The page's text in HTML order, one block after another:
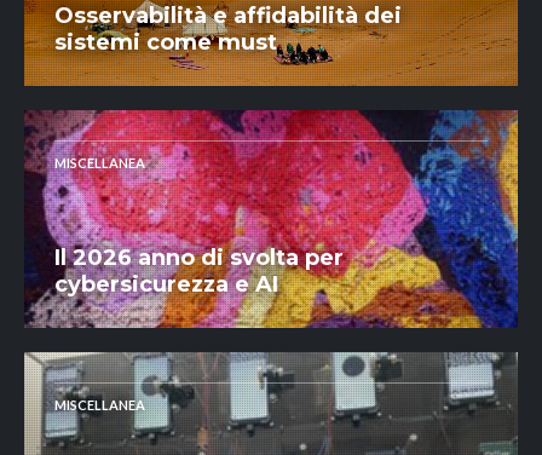
Osservabilità e affidabilità dei
sistemi come must
MISCELLANEA
Il 2026 anno di svolta per
cybersicurezza e AI
MISCELLANEA